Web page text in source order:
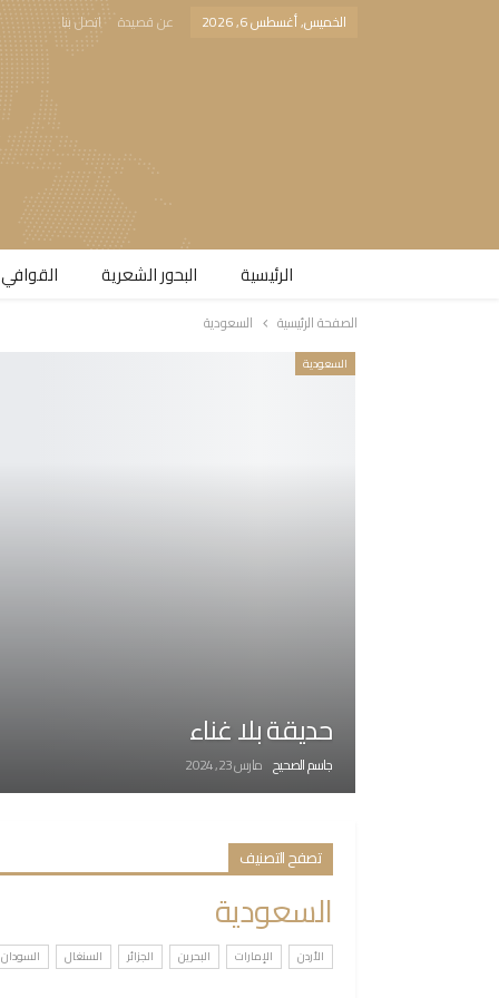
الخميس, أغسطس 6, 2026 عن قصيدة اتصل بنا
الرئيسية البحور الشعرية​
الصفحة الرئيسية السعودية
السعودية
حديقة بلا غناء
جاسم الصحيح مارس 23, 2024
تصفح التصنيف
السعودية
الأردن الإمارات البحرين الجزائر السنغال السودان